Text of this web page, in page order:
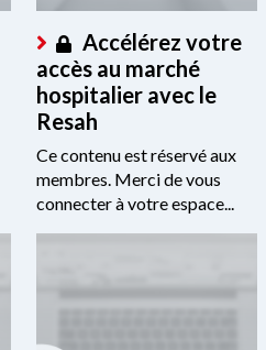
Accélérez votre
accès au marché
hospitalier avec le
Resah
Ce contenu est réservé aux
membres. Merci de vous
connecter à votre espace...